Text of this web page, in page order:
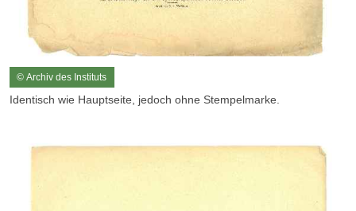
© Archiv des Instituts
Identisch wie Hauptseite, jedoch ohne Stempelmarke.